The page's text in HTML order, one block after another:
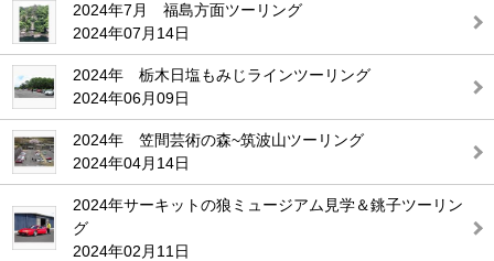
2024年7月 福島方面ツーリング
2024年07月14日
2024年 栃木日塩もみじラインツーリング
2024年06月09日
2024年 笠間芸術の森~筑波山ツーリング
2024年04月14日
2024年サーキットの狼ミュージアム見学＆銚子ツーリン
グ
2024年02月11日